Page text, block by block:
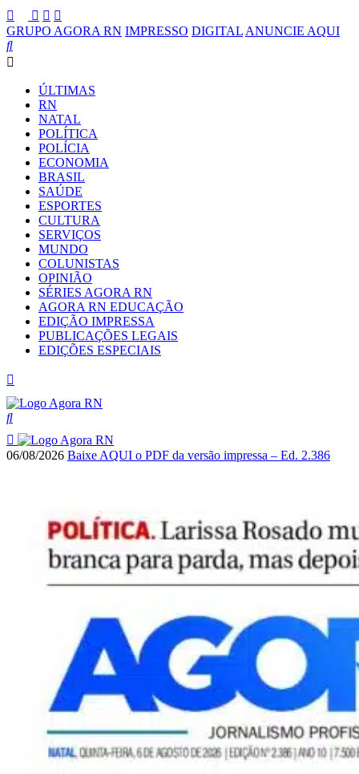
GRUPO AGORA RN IMPRESSO DIGITAL ANUNCIE AQUI
ÚLTIMAS
RN
NATAL
POLÍTICA
POLÍCIA
ECONOMIA
BRASIL
SAÚDE
ESPORTES
CULTURA
SERVIÇOS
MUNDO
COLUNISTAS
OPINIÃO
SÉRIES AGORA RN
AGORA RN EDUCAÇÃO
EDIÇÃO IMPRESSA
PUBLICAÇÕES LEGAIS
EDIÇÕES ESPECIAIS
06/08/2026 Baixe AQUI o PDF da versão impressa – Ed. 2.386